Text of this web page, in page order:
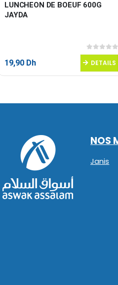
LUNCHEON DE BOEUF 600G
JAYDA
0sur 5
19,90 Dh DETAILS
NOS
Janis